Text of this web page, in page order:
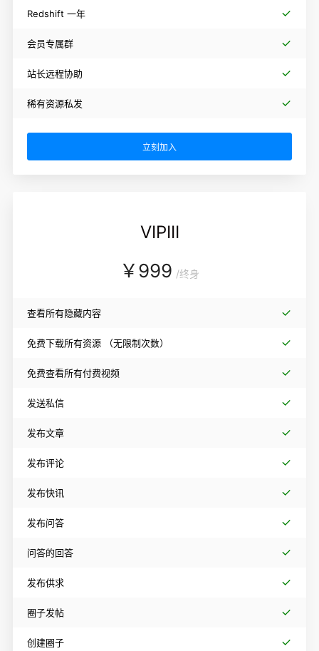
Redshift 一年
会员专属群
站长远程协助
稀有资源私发
立刻加入
VIPIII
￥999 /终身
查看所有隐藏内容
免费下载所有资源 （无限制次数）
免费查看所有付费视频
发送私信
发布文章
发布评论
发布快讯
发布问答
问答的回答
发布供求
圈子发帖
创建圈子